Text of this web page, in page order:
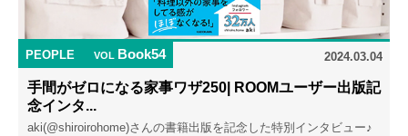
PEOPLE VOL Book54 2024.03.04
手間がゼロになる家事ワザ250| ROOMユーザー出版記
念インタ...
aki(@shiroirohome)さんの書籍出版を記念した特別インタビュー♪